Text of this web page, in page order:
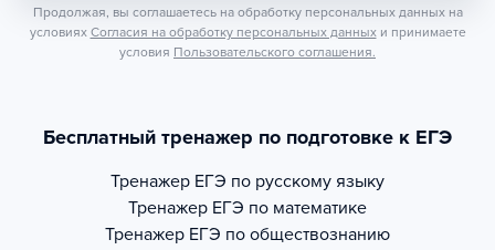
Продолжая, вы соглашаетесь на обработку персональных данных на
условиях Согласия на обработку персональных данных и принимаете
условия Пользовательского соглашения.
Бесплатный тренажер по подготовке к ЕГЭ
Тренажер ЕГЭ по русскому языку
Тренажер ЕГЭ по математике
Тренажер ЕГЭ по обществознанию